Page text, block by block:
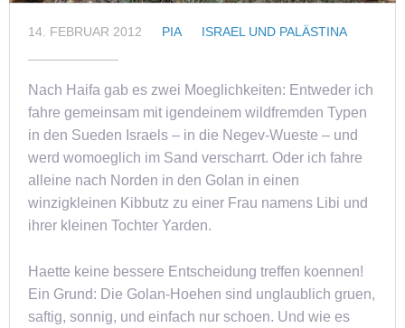
14. FEBRUAR 2012 PIA ISRAEL UND PALÄSTINA
Nach Haifa gab es zwei Moeglichkeiten: Entweder ich
fahre gemeinsam mit igendeinem wildfremden Typen
in den Sueden Israels – in die Negev-Wueste – und
werd womoeglich im Sand verscharrt. Oder ich fahre
alleine nach Norden in den Golan in einen
winzigkleinen Kibbutz zu einer Frau namens Libi und
ihrer kleinen Tochter Yarden.
Haette keine bessere Entscheidung treffen koennen!
Ein Grund: Die Golan-Hoehen sind unglaublich gruen,
saftig, sonnig, und einfach nur schoen. Und wie es